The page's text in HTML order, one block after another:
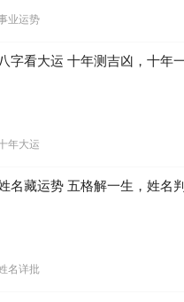
业运势
八字看大运 十年测吉凶，十年
年大运
名藏运势 五格解一生，姓名
名详批